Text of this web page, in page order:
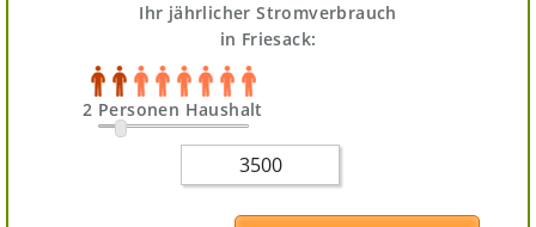
Ihr jährlicher Stromverbrauch
in Friesack:
2 Personen Haushalt